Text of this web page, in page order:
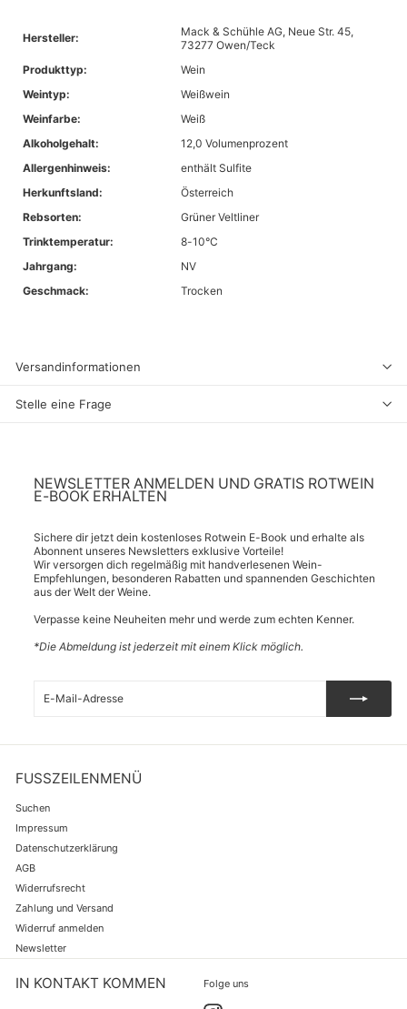
Hersteller:
Mack & Schühle AG, Neue Str. 45,
73277 Owen/Teck
Produkttyp:
Wein
Weintyp:
Weißwein
Weinfarbe:
Weiß
Alkoholgehalt:
12,0 Volumenprozent
Allergenhinweis:
enthält Sulfite
Herkunftsland:
Österreich
Rebsorten:
‎Grüner Veltliner
Trinktemperatur:
8-10°C
Jahrgang:
NV
Geschmack:
Trocken
Versandinformationen
Stelle eine Frage
NEWSLETTER ANMELDEN UND GRATIS ROTWEIN
E-BOOK ERHALTEN
Sichere dir jetzt dein kostenloses Rotwein E-Book und erhalte als
Abonnent unseres Newsletters exklusive Vorteile!
Wir versorgen dich regelmäßig mit handverlesenen Wein-
Empfehlungen, besonderen Rabatten und spannenden Geschichten
aus der Welt der Weine.
Verpasse keine Neuheiten mehr und werde zum echten Kenner.
*Die Abmeldung ist jederzeit mit einem Klick möglich.
Mail-
FUSSZEILENMENÜ
Suchen
Impressum
Datenschutzerklärung
AGB
Widerrufsrecht
Zahlung und Versand
Widerruf anmelden
Newsletter
IN KONTAKT KOMMEN
Folge uns